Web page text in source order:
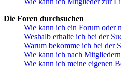
Wie kann ich Mitglieder zur
Die Foren durchsuchen
Wie kann ich ein Forum oder
Weshalb erhalte ich bei der
Warum bekomme ich bei der
Wie kann ich nach
Wie kann ich meine eigenen